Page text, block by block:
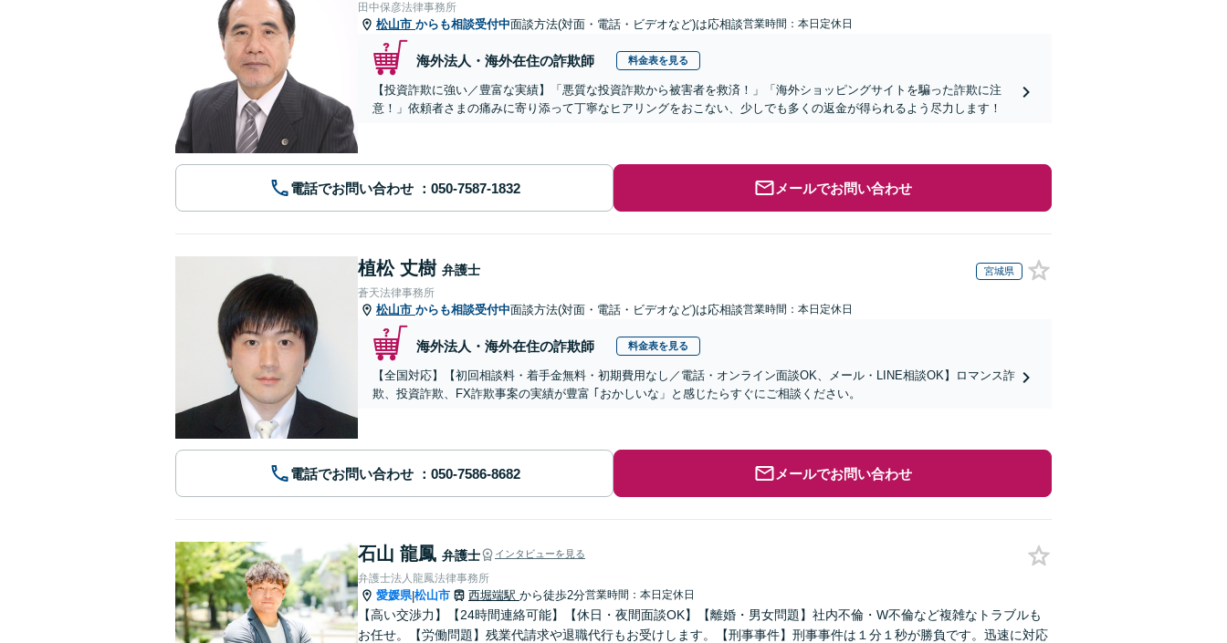
田中保彦法律事務所
松山市 からも相談受付中面談方法(対面・電話・ビデオなど)は応相談営業時間：本日定休日
海外法人・海外在住の詐欺師 料金表を見る
【投資詐欺に強い／豊富な実績】「悪質な投資詐欺から被害者を救済！」「海外ショッピングサイトを騙った詐欺に注
意！」依頼者さまの痛みに寄り添って丁寧なヒアリングをおこない、少しでも多くの返金が得られるよう尽力します！
電話でお問い合わせ メールでお問い合わせ
植松 丈樹 弁護士 宮城県
蒼天法律事務所
松山市 からも相談受付中面談方法(対面・電話・ビデオなど)は応相談営業時間：本日定休日
海外法人・海外在住の詐欺師 料金表を見る
【全国対応】【初回相談料・着手金無料・初期費用なし／電話・オンライン面談OK、メール・LINE相談OK】ロマンス詐
欺、投資詐欺、FX詐欺事案の実績が豊富 ｢おかしいな」と感じたらすぐにご相談ください。
電話でお問い合わせ メールでお問い合わせ
石山 龍鳳 弁護士 インタビューを見る
弁護士法人龍鳳法律事務所
愛媛県|松山市 西堀端駅 から徒歩2分営業時間：本日定休日
【高い交渉力】【24時間連絡可能】【休日・夜間面談OK】【離婚・男女問題】社内不倫・W不倫など複雑なトラブルも
お任せ。【労働問題】残業代請求や退職代行もお受けします。【刑事事件】刑事事件は１分１秒が勝負です。迅速に対応